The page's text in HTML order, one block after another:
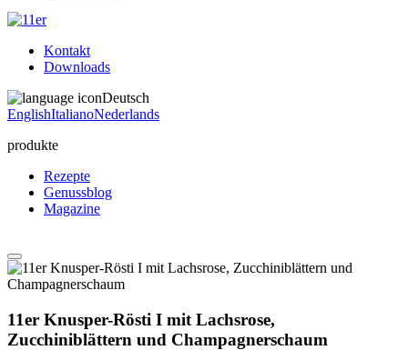
Kontakt
Downloads
Deutsch
EnglishItalianoNederlands
produkte
Rezepte
Genussblog
Magazine
11er Knusper-Rösti I mit Lachsrose,
Zucchiniblättern und Champagnerschaum